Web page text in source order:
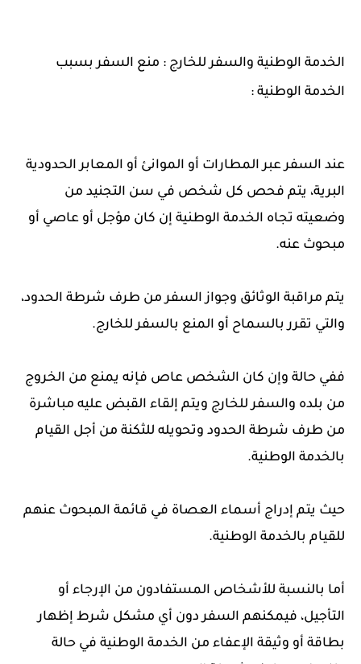
الخدمة الوطنية والسفر للخارج : منع السفر بسبب
الخدمة الوطنية :
عند السفر عبر المطارات أو الموانئ أو المعابر الحدودية
البرية، يتم فحص كل شخص في سن التجنيد من
وضعيته تجاه الخدمة الوطنية إن كان مؤجل أو عاصي أو
مبحوث عنه.
يتم مراقبة الوثائق وجواز السفر من طرف شرطة الحدود،
والتي تقرر بالسماح أو المنع بالسفر للخارج.
ففي حالة وإن كان الشخص عاص فإنه يمنع من الخروج
من بلده والسفر للخارج ويتم إلقاء القبض عليه مباشرة
من طرف شرطة الحدود وتحويله للثكنة من أجل القيام
بالخدمة الوطنية.
حيث يتم إدراج أسماء العصاة في قائمة المبحوث عنهم
للقيام بالخدمة الوطنية.
أما بالنسبة للأشخاص المستفادون من الإرجاء أو
التأجيل، فيمكنهم السفر دون أي مشكل شرط إظهار
بطاقة أو وثيقة الإعفاء من الخدمة الوطنية في حالة